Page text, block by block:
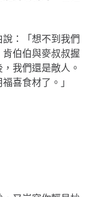
：「想不到我們
伯伯與麥叔叔握
我們還是敵人。
喜食材了。」